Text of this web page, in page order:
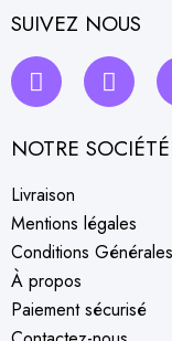
SUIVEZ NOUS
NOTRE SOCIÉTÉ
Livraison
Mentions légales
Conditions
À propos
Paiement sécurisé